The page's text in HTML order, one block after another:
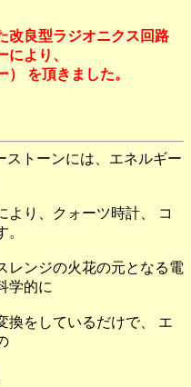
改良型ラジオニクス回路
より、
を頂きました。
ストーンには、エネルギー
より、クォーツ時計、 コ
レンジの火花の元となる電
学的に
換をしているだけで、 エ